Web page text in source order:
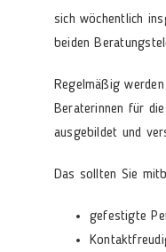
sich wöchentlich
beiden
Regelmäßig
Beraterinnen für
ausgebildet und
Das sollten Sie
gefestigte